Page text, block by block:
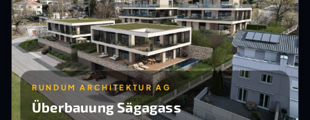
RUNDUM ARCHITEKTUR AG
Überbauung Sägagass